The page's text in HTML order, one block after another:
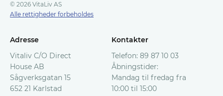
© 2026 VitaLiv AS
Alle rettigheder forbeholdes
Adresse
Vitaliv C/O Direct
House AB
Sågverksgatan 15
652 21 Karlstad
Kontakter
Telefon: 89 87 10 03
Åbningstider:
Mandag til fredag fra
10:00 til 15:00